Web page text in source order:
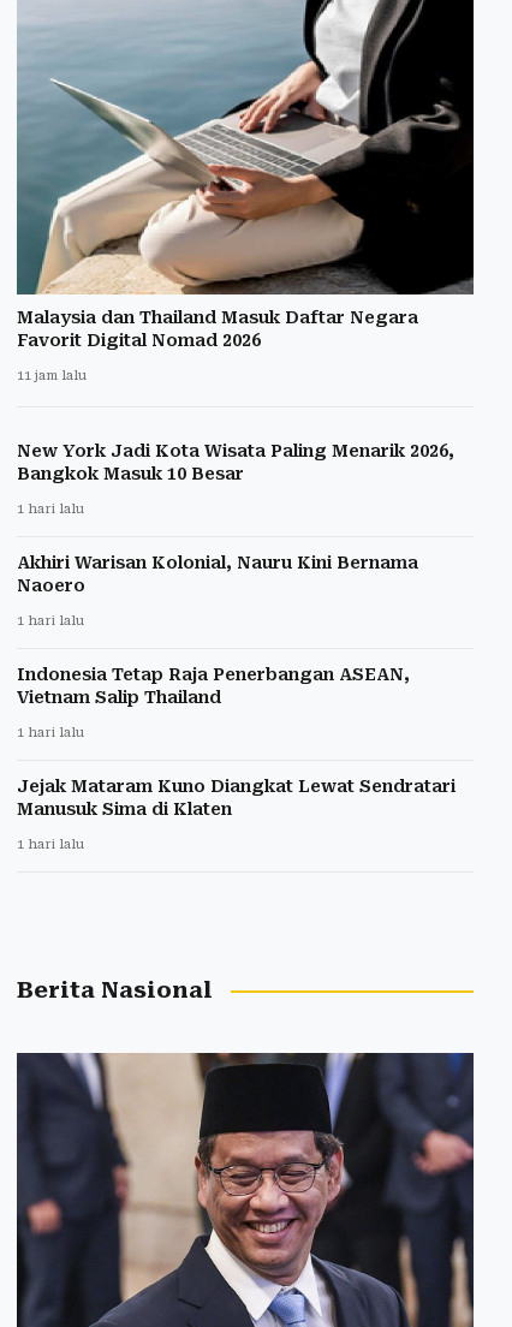
Malaysia dan Thailand Masuk Daftar Negara
Favorit Digital Nomad 2026
11 jam lalu
New York Jadi Kota Wisata Paling Menarik 2026,
Bangkok Masuk 10 Besar
1 hari lalu
Akhiri Warisan Kolonial, Nauru Kini Bernama
Naoero
1 hari lalu
Indonesia Tetap Raja Penerbangan ASEAN,
Vietnam Salip Thailand
1 hari lalu
Jejak Mataram Kuno Diangkat Lewat Sendratari
Manusuk Sima di Klaten
1 hari lalu
Berita Nasional